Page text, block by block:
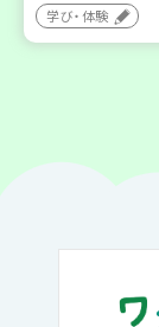
学び・体験